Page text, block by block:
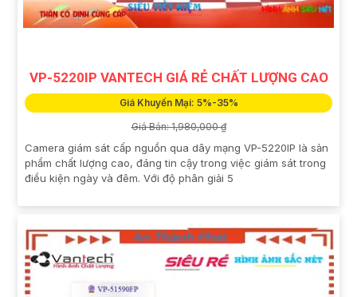
VP-5220IP VANTECH GIÁ RẺ CHẤT LƯỢNG CAO
Giá Khuyến Mại: 5%-35%
Giá Bán: 1,980,000 ₫
Camera giám sát cấp nguồn qua dây mạng VP-5220IP là sản
phẩm chất lượng cao, đáng tin cậy trong việc giám sát trong
điều kiện ngày và đêm. Với độ phân giải 5